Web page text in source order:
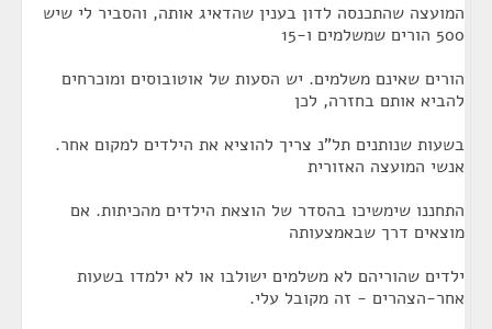
המועצה שהתכנסה לדון בענין שהדאיג אותה, והסביר לי שיש
500 הורים שמשלמים ו-15
הורים שאינם משלמים. יש הסעות של אוטובוסים ומוכרחים
להביא אותם בחזרה, לכן
בשעות שנותנים תל"נ צריך להוציא את הילדים למקום אחר.
אנשי המועצה האזורית
התחננו שימשיכו בהסדר של הוצאת הילדים מהכיתות. אם
מוצאים דרך שבאמצעותה
ילדים שהוריהם לא משלמים ישולבו או לא ילמדו בשעות
אחר-הצהרים - זה מקובל עלי.